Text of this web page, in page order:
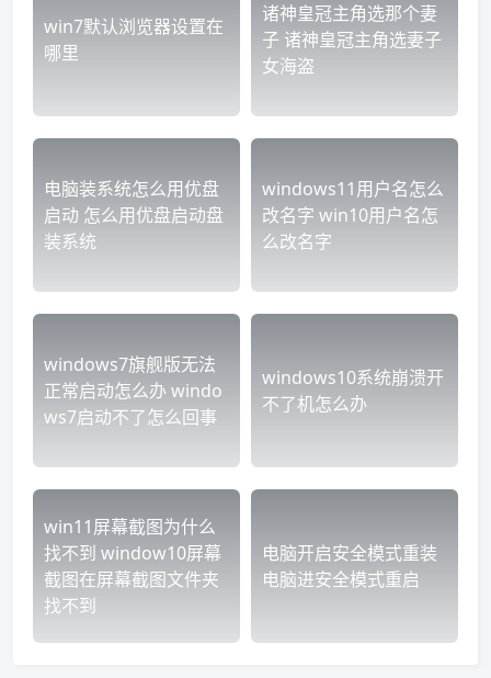
win7默认浏览器设置在
哪里
诸神皇冠主角选那个妻
子 诸神皇冠主角选妻子
女海盗
电脑装系统怎么用优盘
启动 怎么用优盘启动盘
装系统
windows11用户名怎么
改名字 win10用户名怎
么改名字
windows7旗舰版无法
正常启动怎么办 windo
ws7启动不了怎么回事
windows10系统崩溃开
不了机怎么办
win11屏幕截图为什么
找不到 window10屏幕
截图在屏幕截图文件夹
找不到
电脑开启安全模式重装
电脑进安全模式重启